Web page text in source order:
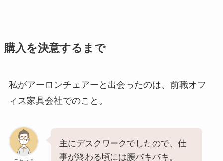
購入を決意するまで
私がアーロンチェアーと出会ったのは、前職オフ
ィス家具会社でのこと。
主にデスクワークでしたので、仕
事が終わる頃には腰バキバキ。